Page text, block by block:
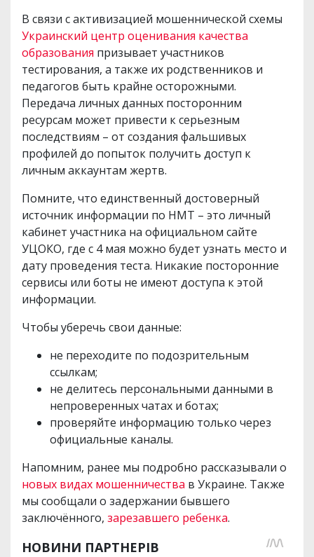
В связи с активизацией мошеннической схемы
Украинский центр оценивания качества
образования призывает участников
тестирования, а также их родственников и
педагогов быть крайне осторожными.
Передача личных данных посторонним
ресурсам может привести к серьезным
последствиям – от создания фальшивых
профилей до попыток получить доступ к
личным аккаунтам жертв.
Помните, что единственный достоверный
источник информации по НМТ – это личный
кабинет участника на официальном сайте
УЦОКО, где с 4 мая можно будет узнать место и
дату проведения теста. Никакие посторонние
сервисы или боты не имеют доступа к этой
информации.
Чтобы уберечь свои данные:
не переходите по подозрительным
ссылкам;
не делитесь персональными данными в
непроверенных чатах и ​​ботах;
проверяйте информацию только через
официальные каналы.
Напомним, ранее мы подробно рассказывали о
новых видах мошенничества в Украине. Также
мы сообщали о задержании бывшего
заключённого, зарезавшего ребенка.